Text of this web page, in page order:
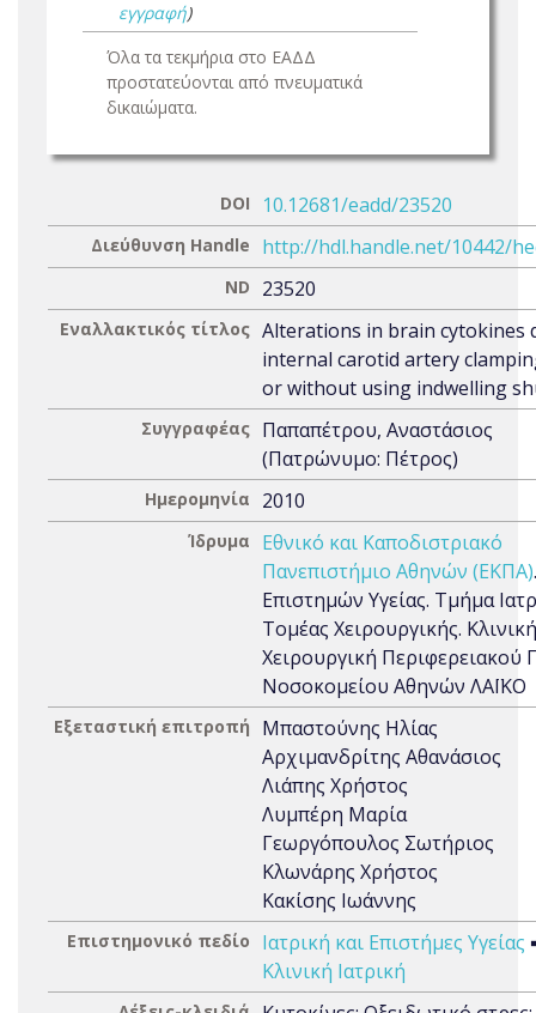
εγγραφή)
Όλα τα τεκμήρια στο ΕΑΔΔ
προστατεύονται από πνευματικά
δικαιώματα.
DOI 10.12681/eadd/23520
Διεύθυνση Handle http://hdl.handle.net/10442/
ND 23520
Εναλλακτικός τίτλος Alterations in brain cytokines
internal carotid artery
or without using indwelling
Συγγραφέας Παπαπέτρου, Αναστάσιος
(Πατρώνυμο: Πέτρος)
Ημερομηνία 2010
Ίδρυμα
Εθνικό και Καποδιστριακό
Πανεπιστήμιο Αθηνών (ΕΚΠΑ)
Επιστημών Υγείας. Τμήμα
Τομέας Χειρουργικής.
Χειρουργική Περιφερειακού
Νοσοκομείου Αθηνών ΛΑΪΚΟ
Εξεταστική επιτροπή
Μπαστούνης Ηλίας
Αρχιμανδρίτης Αθανάσιος
Λιάπης Χρήστος
Λυμπέρη Μαρία
Γεωργόπουλος Σωτήριος
Κλωνάρης Χρήστος
Κακίσης Ιωάννης
Επιστημονικό πεδίο Ιατρική και Επιστήμες Υγείας
Κλινική Ιατρική